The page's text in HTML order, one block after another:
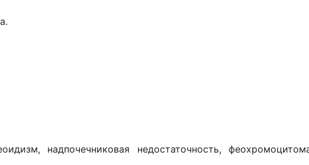
надпочечниковая недостаточность,